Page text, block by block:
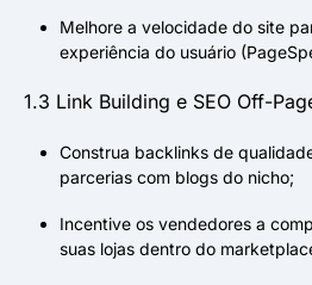
Melhore a velocidade do site
experiência do usuário
1.3 Link Building e SEO Off-
Construa backlinks de
parcerias com blogs do nicho;
Incentive os vendedores a
suas lojas dentro do